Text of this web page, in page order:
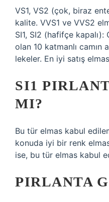
VS1, VS2 (çok, biraz
kalite. VVS1 ve VVS2
SI1, SI2 (hafifçe
olan 10 katmanlı camın
lekeler. En iyi satış
SI1
MI?
Bu tür elmas kabul
konuda iyi bir renk
ise, bu tür elmas kabul
PIRLANTA